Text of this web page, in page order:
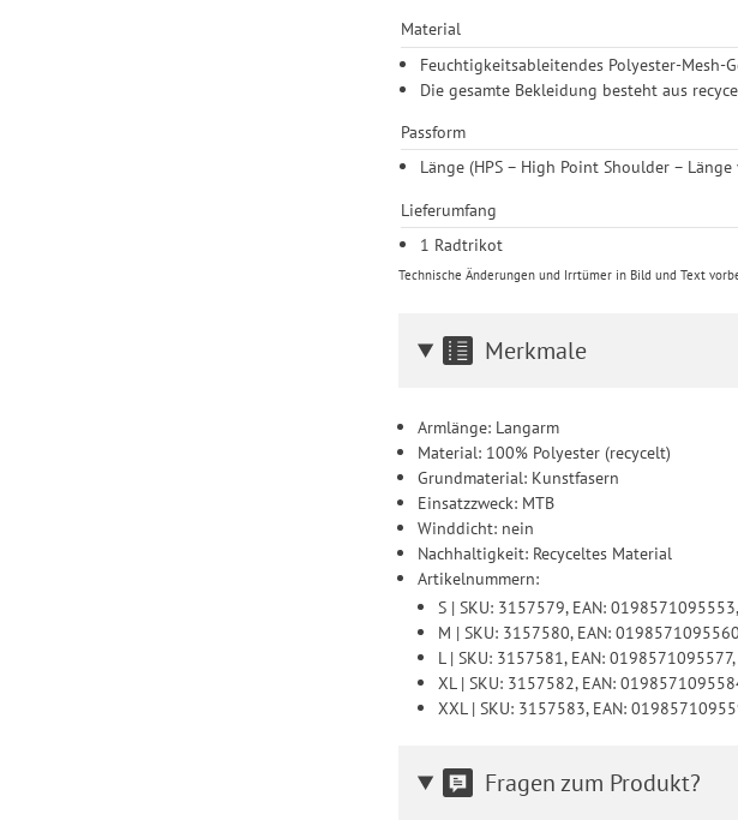
Material
Feuchtigkeitsableitendes Polyester-
Die gesamte Bekleidung besteht aus
Passform
Länge (HPS – High Point Shoulder –
Lieferumfang
1 Radtrikot
Technische Änderungen und Irrtümer in Bild und Text
Merkmale
Armlänge: Langarm
Material: 100% Polyester (recycelt)
Grundmaterial: Kunstfasern
Einsatzzweck: MTB
Winddicht: nein
Nachhaltigkeit: Recyceltes Material
Artikelnummern:
S | SKU: 3157579, EAN:
M | SKU: 3157580, EAN:
L | SKU: 3157581, EAN:
XL | SKU: 3157582, EAN:
XXL | SKU: 3157583, EAN:
Fragen zum Produkt?